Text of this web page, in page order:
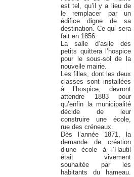
est tel, qu’il y a lieu de
le remplacer par un
édifice digne de sa
destination. Ce qui sera
fait en 1856.
La salle d’asile des
petits quittera l’hospice
pour le sous-sol de la
nouvelle mairie.
Les filles, dont les deux
classes sont installées
à l’hospice, devront
attendre 1883 pour
qu’enfin la municipalité
décide de leur
construire une école,
rue des créneaux.
Dès l’année 1871, la
demande de création
d’une école à l’Hautil
était vivement
souhaitée par les
habitants du hameau.